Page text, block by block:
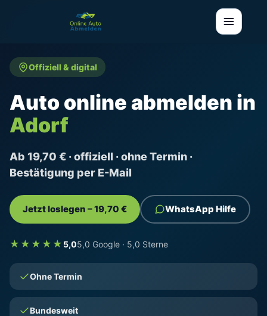
Offiziell & digital
Auto online abmelden in
Adorf
Ab 19,70 € · offiziell · ohne Termin ·
Bestätigung per E-Mail
Jetzt loslegen – 19,70 € WhatsApp Hilfe
★★★★★ 5,05,0 Google · 5,0 Sterne
Ohne Termin
Bundesweit